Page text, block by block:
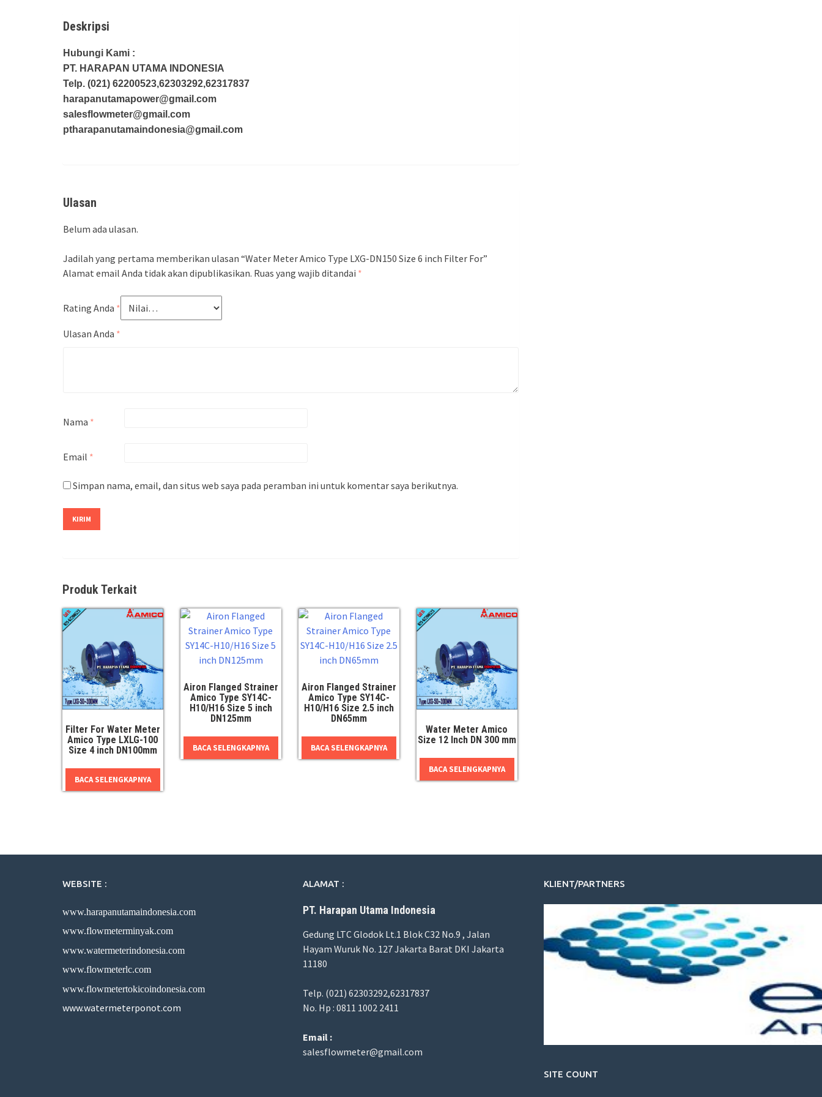
Deskripsi
Hubungi Kami :
PT. HARAPAN UTAMA INDONESIA
Telp. (021) 62200523,62303292,62317837
harapanutamapower@gmail.com
salesflowmeter@gmail.com
ptharapanutamaindonesia@gmail.com
Ulasan
Belum ada ulasan.
Jadilah yang pertama memberikan ulasan “Water Meter Amico Type LXG-DN150 Size 6 inch Filter For”
Alamat email Anda tidak akan dipublikasikan. Ruas yang wajib ditandai *
Rating Anda *
Ulasan Anda *
Nama *
Email *
Simpan nama, email, dan situs web saya pada peramban ini untuk komentar saya berikutnya.
Produk Terkait
Filter For Water Meter
Amico Type LXLG-100
Size 4 inch DN100mm
BACA SELENGKAPNYA
Airon Flanged Strainer
Amico Type SY14C-
H10/H16 Size 5 inch
DN125mm
BACA SELENGKAPNYA
Airon Flanged Strainer
Amico Type SY14C-
H10/H16 Size 2.5 inch
DN65mm
BACA SELENGKAPNYA
Water Meter Amico
Size 12 Inch DN 300 mm
BACA SELENGKAPNYA
WEBSITE :
www.harapanutamaindonesia.com
www.flowmeterminyak.com
www.watermeterindonesia.com
www.flowmeterlc.com
www.flowmetertokicoindonesia.com
www.watermeterponot.com
ALAMAT :
PT. Harapan Utama Indonesia
Gedung LTC Glodok Lt.1 Blok C32 No.9 , Jalan
Hayam Wuruk No. 127 Jakarta Barat DKI Jakarta
11180
Telp. (021) 62303292,62317837
No. Hp : 0811 1002 2411
Email :
salesflowmeter@gmail.com
KLIENT/PARTNERS
SITE COUNT